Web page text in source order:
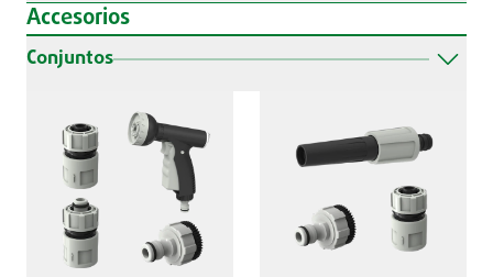
Accesorios
Conjuntos